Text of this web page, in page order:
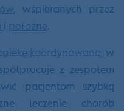
, wspieranych przez
i położne
koordynowaną , w
z zespołem
pacjentom szybką
leczenie chorób